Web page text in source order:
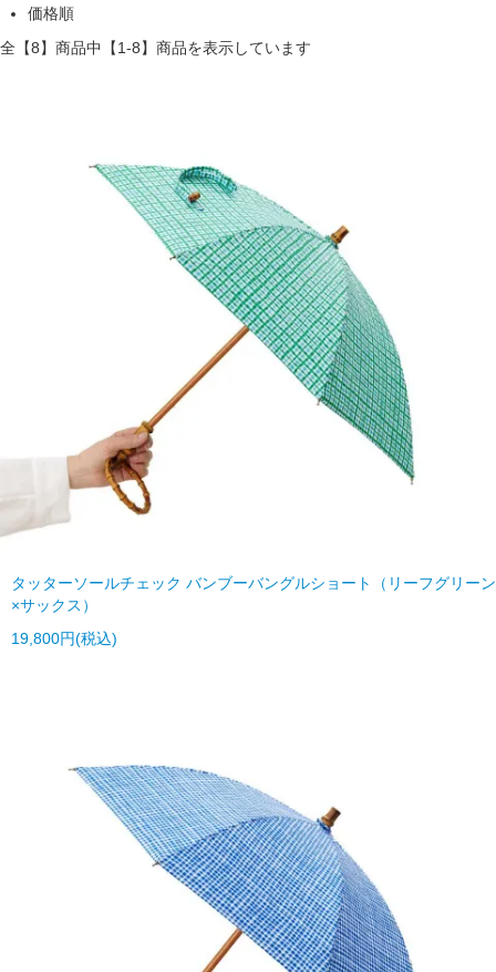
価格順
全【8】商品中【1-8】商品を表示しています
タッターソールチェック バンブーバングルショート（リーフグリーン
×サックス）
19,800円(税込)